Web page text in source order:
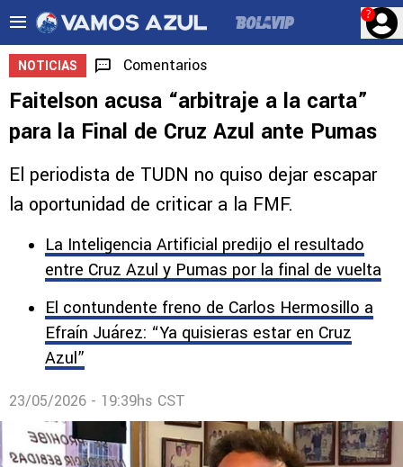
?
NOTICIAS Comentarios
Faitelson acusa “arbitraje a la carta”
para la Final de Cruz Azul ante Pumas
El periodista de TUDN no quiso dejar escapar
la oportunidad de criticar a la FMF.
La Inteligencia Artificial predijo el resultado
entre Cruz Azul y Pumas por la final de vuelta
El contundente freno de Carlos Hermosillo a
Efraín Juárez: “Ya quisieras estar en Cruz
Azul”
23/05/2026 - 19:39hs CST